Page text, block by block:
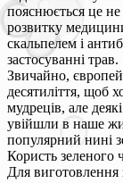
пояснюється це не
розвитку
скальпелем і
застосуванні трав.
Звичайно,
десятиліття, щоб
мудреців, але
увійшли в наше
популярний нині
Користь зеленого
Для виготовлення